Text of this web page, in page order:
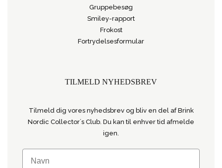
Gruppebesøg
Smiley-rapport
Frokost
Fortrydelsesformular
TILMELD NYHEDSBREV
Tilmeld dig vores nyhedsbrev og bliv en del af Brink
Nordic Collector´s Club. Du kan til enhver tid afmelde
igen.